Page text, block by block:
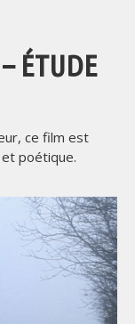
ÉTUDE
ce film est
poétique.